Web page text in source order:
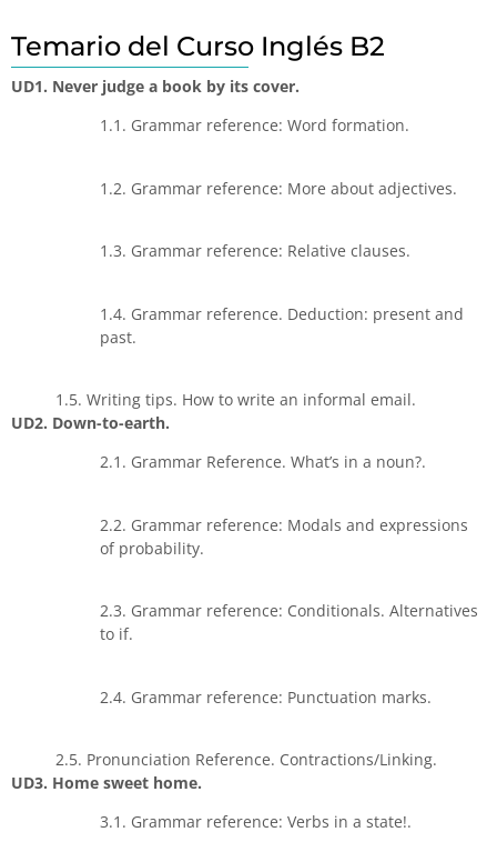
Temario del Curso Inglés B2
UD1. Never judge a book by its cover.
1.1. Grammar reference: Word formation.
1.2. Grammar reference: More about adjectives.
1.3. Grammar reference: Relative clauses.
1.4. Grammar reference. Deduction: present and
past.
1.5. Writing tips. How to write an informal email.
UD2. Down-to-earth.
2.1. Grammar Reference. What’s in a noun?.
2.2. Grammar reference: Modals and expressions
of probability.
2.3. Grammar reference: Conditionals. Alternatives
to if.
2.4. Grammar reference: Punctuation marks.
2.5. Pronunciation Reference. Contractions/Linking.
UD3. Home sweet home.
3.1. Grammar reference: Verbs in a state!.